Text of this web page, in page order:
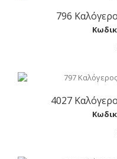
796
4027